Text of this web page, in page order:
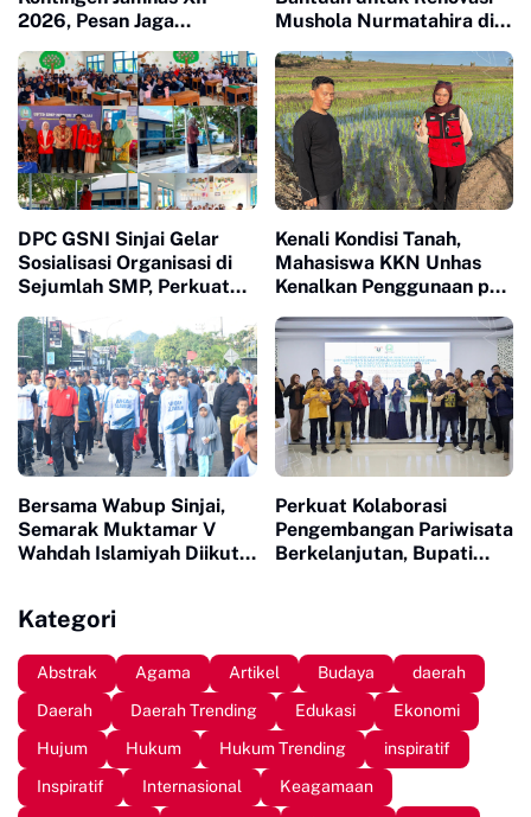
2026, Pesan Jaga
Prestasi
Mushola Nurmatahira di
DPC GSNI Sinjai Gelar
Sosialisasi Organisasi di
Sejumlah SMP, Perkuat
Kepemimpinan Pelajar
Kenali Kondisi Tanah,
Mahasiswa KKN Unhas
Kenalkan Penggunaan pH
Petani di Desa Lonrong
Bersama Wabup Sinjai,
Semarak Muktamar V
Wahdah Islamiyah Diikuti
Perkuat Kolaborasi
Pengembangan Pariwisata
Berkelanjutan, Bupati
Kategori
Abstrak Agama Artikel Budaya
daerah
Daerah
Daerah Trending Edukasi
Ekonomi
Hujum
Hukum Hukum Trending
inspiratif
Inspiratif
Internasional
Keagamaan